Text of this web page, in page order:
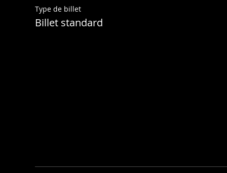
Type de billet
Billet standard